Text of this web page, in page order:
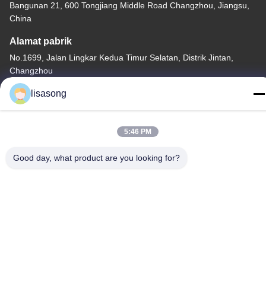
Bangunan 21, 600 Tongjiang Middle Road Changzhou, Jiangsu,
China
Alamat pabrik
No.1699, Jalan Lingkar Kedua Timur Selatan, Distrik Jintan,
Changzhou
Tel
86--18112317931
lisasong
5:46 PM
Good day, what product are you looking for?